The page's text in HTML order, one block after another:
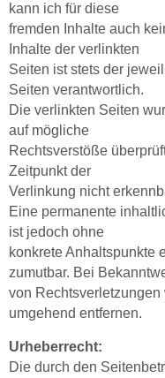
kann ich für diese
fremden Inhalte auch
Inhalte der verlinkten
Seiten ist stets der
Seiten verantwortlich.
Die verlinkten Seiten
auf mögliche
Rechtsverstöße
Zeitpunkt der
Verlinkung nicht
Eine permanente
ist jedoch ohne
konkrete Anhaltspunkte
zumutbar. Bei
von
umgehend entfernen.
Urheberrecht:
Die durch den